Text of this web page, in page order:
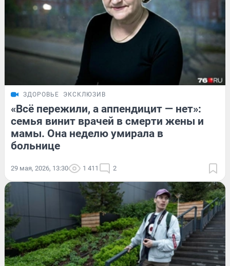
ЗДОРОВЬЕ ЭКСКЛЮЗИВ
«Всё пережили, а аппендицит — нет»:
семья винит врачей в смерти жены и
мамы. Она неделю умирала в
больнице
29 мая, 2026, 13:30 1 411 2